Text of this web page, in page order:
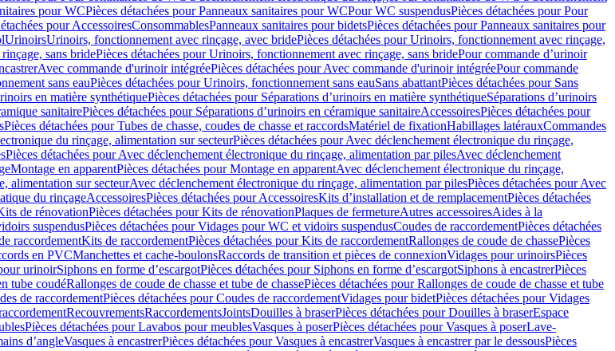
pour WCPièces détachées pour Panneaux sanitaires pour WCPour WC suspendusPièces détachées pour Pour
pour AccessoiresConsommablesPanneaux sanitaires pour bidetsPièces détachées pour Panneaux sanitaires pour
UrinoirsUrinoirs, fonctionnement avec rinçage, avec bridePièces détachées pour Urinoirs, fonctionnement avec rinçage,
sans bridePièces détachées pour Urinoirs, fonctionnement avec rinçage, sans bridePour commande d’urinoir
Avec commande d'urinoir intégréePièces détachées pour Avec commande d'urinoir intégréePour commande
sans eauPièces détachées pour Urinoirs, fonctionnement sans eauSans abattantPièces détachées pour Sans
en matière synthétiquePièces détachées pour Séparations d’urinoirs en matière synthétiqueSéparations d’urinoirs
sanitairePièces détachées pour Séparations d’urinoirs en céramique sanitaireAccessoiresPièces détachées pour
Pièces détachées pour Tubes de chasse, coudes de chasse et raccordsMatériel de fixationHabillages latérauxCommandes
du rinçage, alimentation sur secteurPièces détachées pour Avec déclenchement électronique du rinçage,
Pièces détachées pour Avec déclenchement électronique du rinçage, alimentation par pilesAvec déclenchement
Montage en apparentPièces détachées pour Montage en apparentAvec déclenchement électronique du rinçage,
alimentation sur secteurAvec déclenchement électronique du rinçage, alimentation par pilesPièces détachées pour Avec
du rinçageAccessoiresPièces détachées pour AccessoiresKits d’installation et de remplacementPièces détachées
de rénovationPièces détachées pour Kits de rénovationPlaques de fermetureAutres accessoiresAides à la
suspendusPièces détachées pour Vidages pour WC et vidoirs suspendusCoudes de raccordementPièces détachées
raccordementKits de raccordementPièces détachées pour Kits de raccordementRallonges de coude de chassePièces
en PVCManchettes et cache-boulonsRaccords de transition et pièces de connexionVidages pour urinoirsPièces
urinoirSiphons en forme d’escargotPièces détachées pour Siphons en forme d’escargotSiphons à encastrerPièces
tube coudéRallonges de coude de chasse et tube de chassePièces détachées pour Rallonges de coude de chasse et tube
de raccordementPièces détachées pour Coudes de raccordementVidages pour bidetPièces détachées pour Vidages
RecouvrementsRaccordementsJointsDouilles à braserPièces détachées pour Douilles à braserEspace
Pièces détachées pour Lavabos pour meublesVasques à poserPièces détachées pour Vasques à poserLave-
d’angleVasques à encastrerPièces détachées pour Vasques à encastrerVasques à encastrer par le dessousPièces